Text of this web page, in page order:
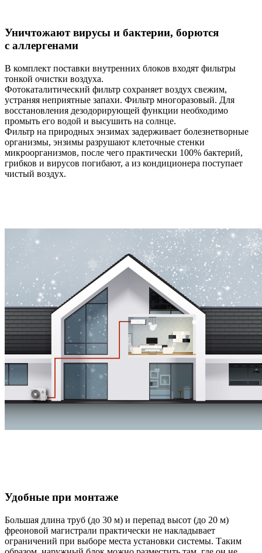
Уничтожают вирусы и бактерии, борются
с аллергенами
В комплект поставки внутренних блоков входят фильтры
тонкой очистки воздуха.
Фотокаталитический фильтр сохраняет воздух свежим,
устраняя неприятные запахи. Фильтр многоразовый. Для
восстановления дезодорирующей функции необходимо
промыть его водой и высушить на солнце.
Фильтр на природных энзимах задерживает болезнетворные
организмы, энзимы разрушают клеточные стенки
микроорганизмов, после чего практически 100% бактерий,
грибков и вирусов погибают, а из кондиционера поступает
чистый воздух.
Удобные при монтаже
Большая длина труб (до 30 м) и перепад высот (до 20 м)
фреоновой магистрали практически не накладывает
ограничений при выборе места установки системы. Таким